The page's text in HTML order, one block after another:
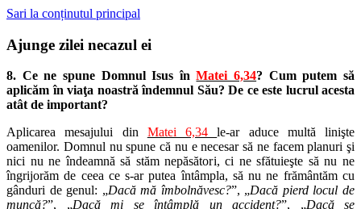
Sari la conținutul principal
Ajunge zilei necazul ei
8. Ce ne spune Domnul Isus înMatei 6,34? Cum putem să
aplicăm în viaţa noastră îndemnul Său? De ce este lucrul acesta
atât de important?
Aplicarea mesajului din Matei 6,34le-ar aduce multă linişte
oamenilor. Domnul nu spune că nu e necesar să ne facem planuri şi
nici nu ne îndeamnă să stăm nepăsători, ci ne sfătuieşte să nu ne
îngrijorăm de ceea ce s-ar putea întâmpla, să nu ne frământăm cu
gânduri de genul: „Dacă mă îmbolnăvesc?”, „Dacă pierd locul de
muncă?”, „Dacă mi se întâmplă un accident?”, „Dacă se